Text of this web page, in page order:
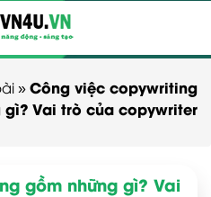
»Công việc copywriting
gì? Vai trò của copywriter
gồm những gì? Vai